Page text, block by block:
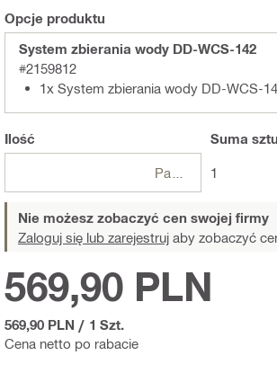
Opcje produktu
System zbierania wody DD-WCS-142
#2159812
1x System zbierania wody DD-WCS-
Ilość Suma
1
Nie możesz zobaczyć cen swojej firmy
Zaloguj się lub zarejestruj aby zobaczyć
Cena netto po rabacie
569,90 PLN
569,90 PLN / 1 Szt.